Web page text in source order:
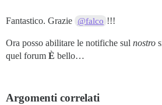
Fantastico. Grazie @falco !!!
Ora posso abilitare le notifiche sul nostro
quel forum È bello…
Argomenti correlati